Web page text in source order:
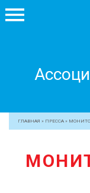
+7 499
ЧЛЕНЫ АВИ
ГЛАВНАЯ » ПРЕССА »